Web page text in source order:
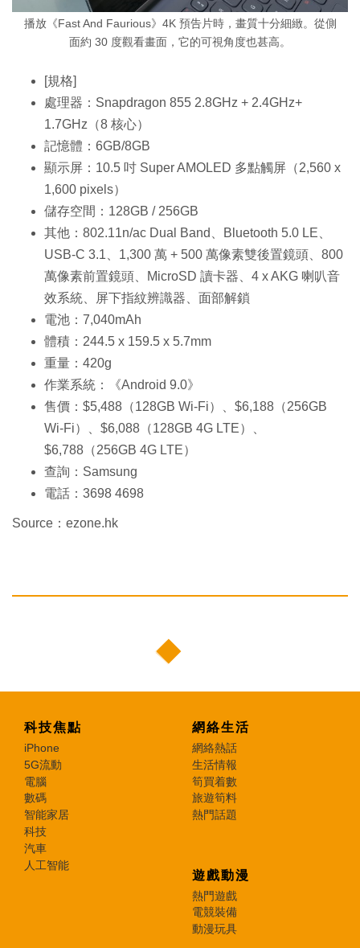
播放《Fast And Faurious》4K 預告片時，畫質十分細緻。從側
面約 30 度觀看畫面，它的可視角度也甚高。
[規格]
處理器：Snapdragon 855 2.8GHz + 2.4GHz+
1.7GHz（8 核心）
記憶體：6GB/8GB
顯示屏：10.5 吋 Super AMOLED 多點觸屏（2,560 x
1,600 pixels）
儲存空間：128GB / 256GB
其他：802.11n/ac Dual Band、Bluetooth 5.0 LE、
USB-C 3.1、1,300 萬 + 500 萬像素雙後置鏡頭、800
萬像素前置鏡頭、MicroSD 讀卡器、4 x AKG 喇叭音
效系統、屏下指紋辨識器、面部解鎖
電池：7,040mAh
體積：244.5 x 159.5 x 5.7mm
重量：420g
作業系統：《Android 9.0》
售價：$5,488（128GB Wi-Fi）、$6,188（256GB
Wi-Fi）、$6,088（128GB 4G LTE）、
$6,788（256GB 4G LTE）
查詢：Samsung
電話：3698 4698
Source：ezone.hk
科技焦點
iPhone
5G流動
電腦
數碼
智能家居
科技
汽車
人工智能
網絡生活
網絡熱話
生活情報
筍買着數
旅遊筍料
熱門話題
遊戲動漫
熱門遊戲
電競裝備
動漫玩具